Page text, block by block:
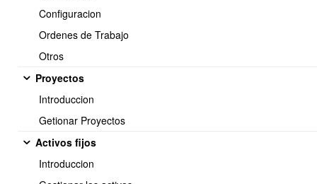
Configuracion
Ordenes de Trabajo
Otros
Proyectos
Introduccion
Getionar Proyectos
Activos fijos
Introduccion